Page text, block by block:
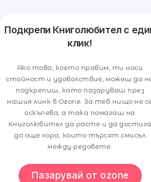
Подкрепи Книголюбител с
клик!
Ако това, което правим, ти носи
стойност и удоволствие, можеш да
подкрепиш, като пазаруваш през
нашия линк в Ozone. За теб нищо не
оскъпява, а така помагаш на
Книголюбител да расте и да достига
до още хора, които търсят смисъл
между редовете.
Пазарувай от ozone